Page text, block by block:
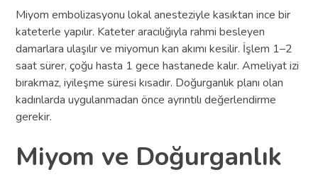
Miyom embolizasyonu lokal anesteziyle kasıktan ince bir
kateterle yapılır. Kateter aracılığıyla rahmi besleyen
damarlara ulaşılır ve miyomun kan akımı kesilir. İşlem 1–2
saat sürer, çoğu hasta 1 gece hastanede kalır. Ameliyat izi
bırakmaz, iyileşme süresi kısadır. Doğurganlık planı olan
kadınlarda uygulanmadan önce ayrıntılı değerlendirme
gerekir.
Miyom ve Doğurganlık